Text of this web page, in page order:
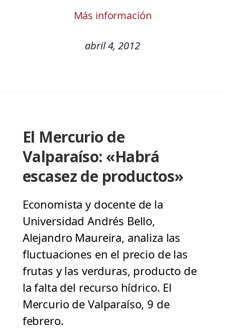
Más información
abril 4, 2012
El Mercurio de
Valparaíso: «Habrá
escasez de productos»
Economista y docente de la
Universidad Andrés Bello,
Alejandro Maureira, analiza las
fluctuaciones en el precio de las
frutas y las verduras, producto de
la falta del recurso hídrico. El
Mercurio de Valparaíso, 9 de
febrero.